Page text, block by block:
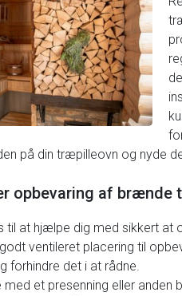
på din træpilleovn og nyde
opbevaring af brænde
til at hjælpe dig med sikkert at
ventileret placering til
forhindre det i at rådne.
et presenning eller